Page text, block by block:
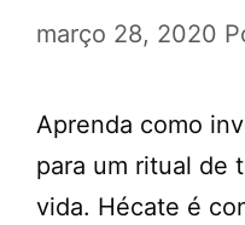
março 28, 2020
Aprenda como
para um ritual de
vida. Hécate é